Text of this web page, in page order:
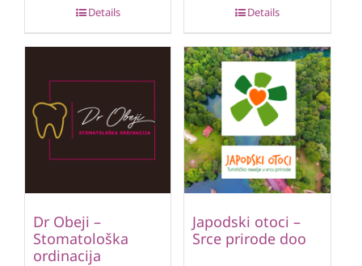
Details Details
Dr Obeji –
Stomatološka
ordinacija
Japodski otoci –
Srce prirode doo